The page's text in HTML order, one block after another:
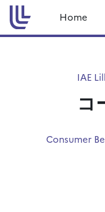
メインコンテンツへスキ
Home
IAE
コ
Consumer